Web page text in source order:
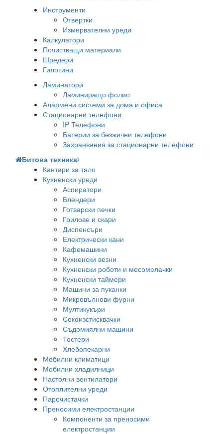
Инструменти
Отвертки
Измервателни уреди
Калкулатори
Почистващи материали
Шредери
Гилотини
Ламинатори
Ламиниращо фолио
Алармени системи за дома и офиса
Стационарни телефони
IP Телефони
Батерии за безжични телефони
Захранвания за стационарни телефони
Битова техника
Кантари за тяло
Кухненски уреди
Аспиратори
Блендери
Готварски печки
Грилове и скари
Диспенсъри
Електрически кани
Кафемашини
Кухненски везни
Кухненски роботи и месомелачки
Кухненски таймери
Машини за пуканки
Микровълнови фурни
Мултикукъри
Сокоизстисквачки
Съдомиялни машини
Тостери
Хлебопекарни
Мобилни климатици
Мобилни хладилници
Настолни вентилатори
Отоплителни уреди
Парочистачки
Преносими електростанции
Компоненти за преносими
електростанции